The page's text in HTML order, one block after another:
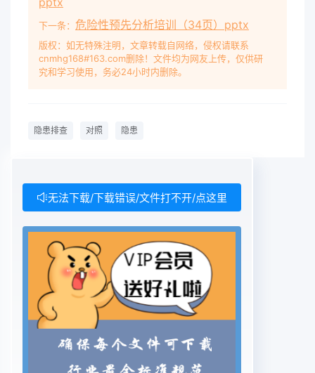
下一条： 危险性预先分析培训（34页）pptx
版权：如无特殊注明，文章转载自网络，侵权请联系
cnmhg168#163.com删除！文件均为网友上传，仅供研
究和学习使用，务必24小时内删除。
隐患排查 对照 隐患
无法下载/下载错误/文件打不开/点这里